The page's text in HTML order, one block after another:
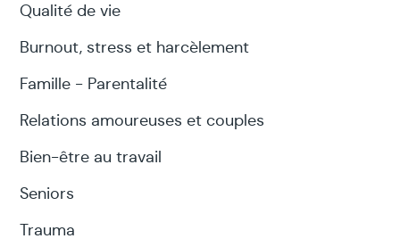
Qualité de vie
Burnout, stress et harcèlement
Famille - Parentalité
Relations amoureuses et couples
Bien-être au travail
Seniors
Trauma